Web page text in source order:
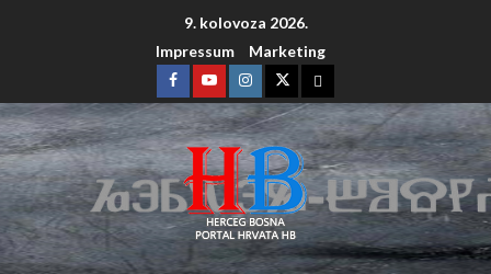
9. kolovoza 2026.
Impressum
Marketing